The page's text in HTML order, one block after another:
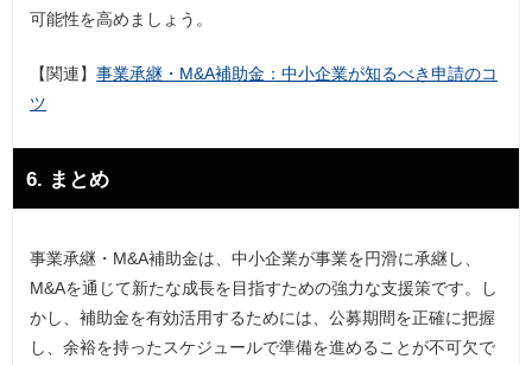
可能性を高めましょう。
【関連】事業承継・M&A補助金：中小企業が知るべき申請のコ
ツ
6. まとめ
事業承継・M&A補助金は、中小企業が事業を円滑に承継し、
M&Aを通じて新たな成長を目指すための強力な支援策です。し
かし、補助金を有効活用するためには、公募期間を正確に把握
し、余裕を持ったスケジュールで準備を進めることが不可欠で